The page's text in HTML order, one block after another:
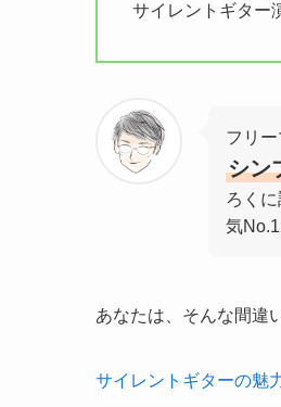
サイレントギター
フリ
シン
ろく
気
あなたは、そんな間違
サイレントギターの魅